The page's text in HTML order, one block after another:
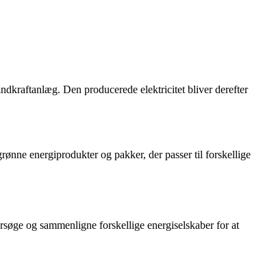
Den producerede elektricitet bliver derefter
energiprodukter og pakker, der passer til forskellige
og sammenligne forskellige energiselskaber for at